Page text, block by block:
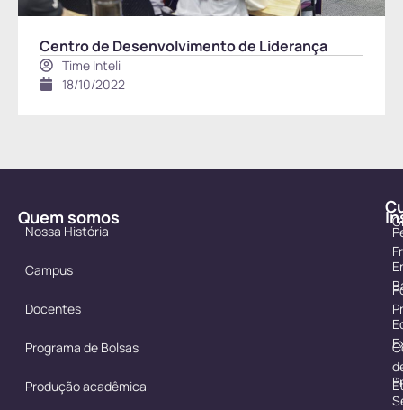
Centro de Desenvolvimento de Liderança
Time Inteli
18/10/2022
Quem somos
Nossa História
Campus
Docentes
Programa de Bolsas
Produção acadêmica